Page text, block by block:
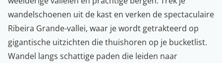
wandelschoenen uit de kast en verken de spectaculaire
Ribeira Grande-vallei, waar je wordt getrakteerd op
gigantische uitzichten die thuishoren op je bucketlist.
Wandel langs schattige paden die leiden naar